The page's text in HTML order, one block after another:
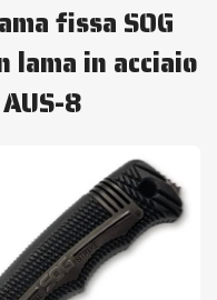
fissa SOG
lama in acciaio
8